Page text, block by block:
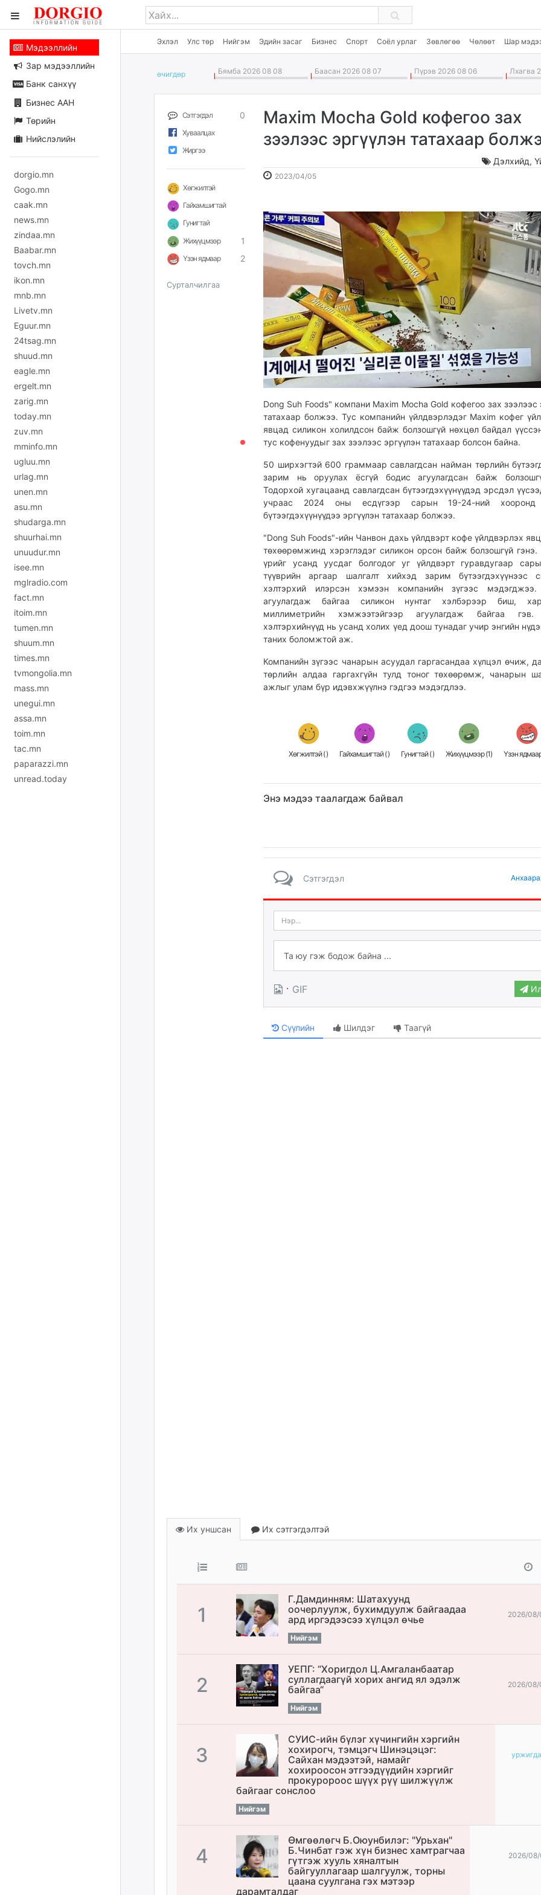
Эхлэл Улс төр Нийгэм Эдийн засаг Бизнес Спорт Соёл урлаг Зөвлөгөө Чөлөөт Шар
Мэдээллийн
Зар мэдээллийн
Банк санхүү
Бизнес ААН
Төрийн
Нийслэлийн
dorgio.mn
Gogo.mn
caak.mn
news.mn
zindaa.mn
Baabar.mn
tovch.mn
ikon.mn
mnb.mn
Livetv.mn
Eguur.mn
24tsag.mn
shuud.mn
eagle.mn
ergelt.mn
zarig.mn
today.mn
zuv.mn
mminfo.mn
ugluu.mn
urlag.mn
unen.mn
asu.mn
shudarga.mn
shuurhai.mn
unuudur.mn
isee.mn
mglradio.com
fact.mn
itoim.mn
tumen.mn
shuum.mn
times.mn
tvmongolia.mn
mass.mn
unegui.mn
assa.mn
toim.mn
tac.mn
paparazzi.mn
unread.today
өчигдѳр Бямба 2026 08 08 Баасан 2026 08 07 Пүрэв 2026 08 06 Лхагва
Сэтгэгдэл 0
Хуваалцах
Жиргээ
Хөгжилтэй
Гайхамшигтай
Гунигтай
Жихүүцмээр
1
Үзэн ядмаар 2
Сурталчилгаа
Maxim Mocha Gold кофегоо зах
зээлээс эргүүлэн татахаар
Дэлхийд,
2023/04/052023-
15:03:01
2026-
20:54:34
Dong Suh Foods" компани Maxim Mocha Gold кофегоо зах зээлээс
татахаар болжээ. Тус компанийн үйлдвэрлэдэг Maxim кофег
явцад силикон холилдсон байж болзошгүй нөхцөл байдал
тус кофенуудыг зах зээлээс эргүүлэн татахаар болсон байна.
50 ширхэгтэй 600 граммаар савлагдсан найман төрлийн
зарим нь оруулах ёсгүй бодис агуулагдсан байж
Тодорхой хугацаанд савлагдсан бүтээгдэхүүнүүдэд эрсдэл
учраас 2024 оны есдүгээр сарын 19-24-ний хооронд
бүтээгдэхүүнүүдээ эргүүлэн татахаар болжээ.
"Dong Suh Foods"-ийн Чанвон дахь үйлдвэрт кофе үйлдвэрлэх
төхөөрөмжинд хэрэглэдэг силикон орсон байж болзошгүй гэнэ.
үрийг усанд уусдаг болгодог уг үйлдвэрт гуравдугаар
түүврийн аргаар шалгалт хийхэд зарим бүтээгдэхүүнээс
хэлтэрхий илэрсэн хэмээн компанийн зүгээс
агуулагдаж байгаа силикон нунтаг хэлбэрээр биш,
миллиметрийн хэмжээтэйгээр агуулагдаж байгаа гэв.
хэлтэрхийнүүд нь усанд холих үед доош тунадаг учир энгийн
таних боломжтой аж.
Компанийн зүгээс чанарын асуудал гаргасандаа хүлцэл өчиж,
төрлийн алдаа гаргахгүйн тулд тоног төхөөрөмж, чанарын
ажлыг улам бүр идэвхжүүлнэ гэдгээ мэдэгдлээ.
Хөгжилтэй () Гайхамшигтай () Гунигтай () Жихүүцмээр (1) Үзэн
Энэ мэдээ таалагдаж байвал
Сэтгэгдэл
· GIF
Сүүлийн Шилдэг Таагүй
Их уншсан Их сэтгэгдэлтэй
1
Г.Дамдинням: Шатахуунд
оочерлуулж, бухимдуулж байгаадаа
ард иргэдээсээ хүлцэл өчье
Нийгэм
2026/08/
2
УЕПГ: “Хоригдол Ц.Амгаланбаатар
cуллагдаагүй хорих ангид ял эдэлж
байгаа“
Нийгэм
2026/08/
3
СУИС-ийн бүлэг хүчингийн хэргийн
хохирогч, тэмцэгч Шинэцэцэг:
Сайхан мэдээтэй, намайг
хохироосон этгээдүүдийн хэргийг
прокуророос шүүх рүү шилжүүлж
байгааг сонслоо
Нийгэм
4
Өмгөөлөгч Б.Оюунбилэг: "Урьхан"
Б.Чинбат гэж хүн бизнес хамтрагчаа
гүтгэж хууль хяналтын
байгууллагаар шалгуулж, торны
цаана суулгана гэх мэтээр
дарамталдаг
2026/